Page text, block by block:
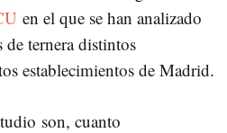
en el que se han analizado
ternera distintos
establecimientos de Madrid.
son, cuanto